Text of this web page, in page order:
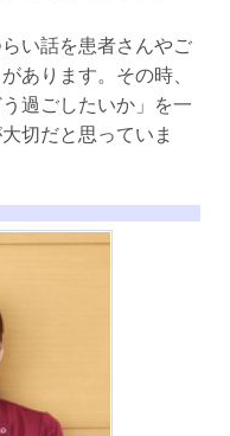
い話を患者さんやご
あります。その時、
過ごしたいか」を一
切だと思っていま